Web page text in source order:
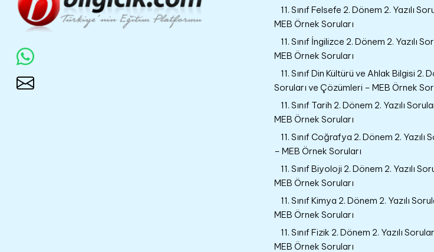
11. Sınıf Felsefe 2. Dönem 2. Yazılı
MEB Örnek Soruları
11. Sınıf İngilizce 2. Dönem 2. Yazılı
MEB Örnek Soruları
11. Sınıf Din Kültürü ve Ahlak Bilgisi 2.
Soruları ve Çözümleri – MEB Örnek
11. Sınıf Tarih 2. Dönem 2. Yazılı
MEB Örnek Soruları
11. Sınıf Coğrafya 2. Dönem 2. Yazılı
– MEB Örnek Soruları
11. Sınıf Biyoloji 2. Dönem 2. Yazılı
MEB Örnek Soruları
11. Sınıf Kimya 2. Dönem 2. Yazılı
MEB Örnek Soruları
11. Sınıf Fizik 2. Dönem 2. Yazılı
MEB Örnek Soruları